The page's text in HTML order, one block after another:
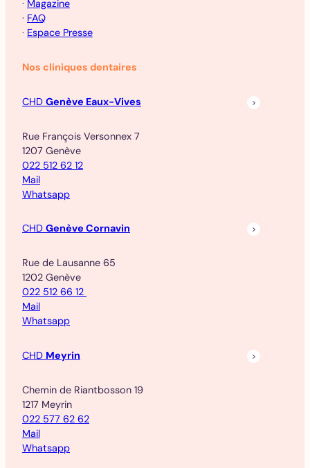
· Magazine
· FAQ
· Espace Presse
Nos cliniques dentaires
CHD Genève Eaux-Vives
Rue François Versonnex 7
1207 Genève
022 512 62 12
Mail
Whatsapp
CHD Genève Cornavin
Rue de Lausanne 65
1202 Genève
022 512 66 12
Mail
Whatsapp
CHD Meyrin
Chemin de Riantbosson 19
1217 Meyrin
022 577 62 62
Mail
Whatsapp